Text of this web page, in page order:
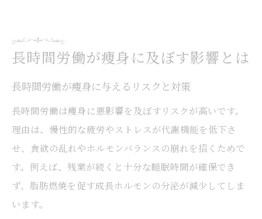
長時間労働が痩身に及ぼす影響とは
長時間労働が痩身に与えるリスクと対策
長時間労働は痩身に悪影響を及ぼすリスクが高いです。
理由は、慢性的な疲労やストレスが代謝機能を低下さ
せ、食欲の乱れやホルモンバランスの崩れを招くためで
す。例えば、残業が続くと十分な睡眠時間が確保でき
ず、脂肪燃焼を促す成長ホルモンの分泌が減少してしま
います。